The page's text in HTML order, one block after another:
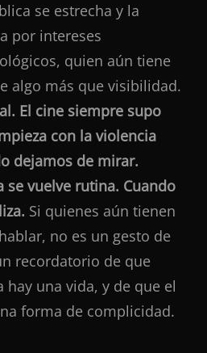
se estrecha y la
por intereses
quien aún tiene
algo más que visibilidad.
El cine siempre supo
con la violencia
dejamos de mirar.
se vuelve rutina. Cuando
Si quienes aún tienen
no es un gesto de
recordatorio de que
hay una vida, y de que el
forma de complicidad.